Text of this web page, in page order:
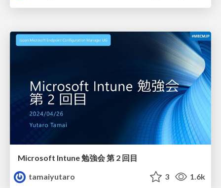
Microsoft Intune 勉強会 第 2 回目
tamaiyutaro
3 1.6k